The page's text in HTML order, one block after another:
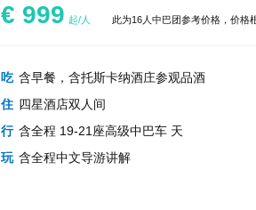
€ 999 起/人 此为16人中巴团参考价格，价格
吃 含早餐，含托斯卡纳酒庄参观品酒
住 四星酒店双人间
行 含全程 19-21座高级中巴车 天
玩 含全程中文导游讲解